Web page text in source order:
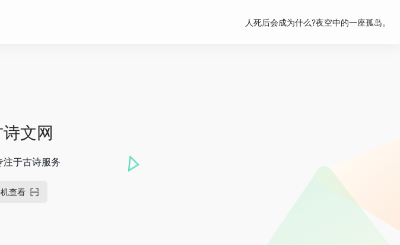
人死后会成为什么?夜空中的一座孤岛。
文网
于古诗服务
查看